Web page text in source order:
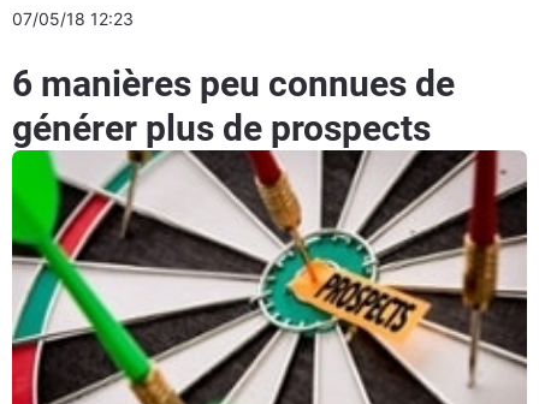
07/05/18 12:23
6 manières peu connues de
générer plus de prospects